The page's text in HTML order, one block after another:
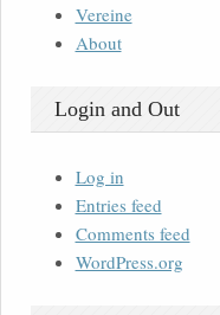
Vereine
About
Login and Out
Log in
Entries feed
Comments feed
WordPress.org